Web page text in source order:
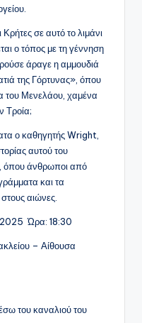
σε αυτό το λιμάνι
ο τόπος με τη γέννηση
άραγε η αμμουδιά
της Γόρτυνας», όπου
του Μενελάου, χαμένα
Τροία;
ο καθηγητής Wright,
αυτού του
όπου άνθρωποι από
και τα
αιώνες.
2025 Ώρα: 18:30
– Αίθουσα
του καναλιού του